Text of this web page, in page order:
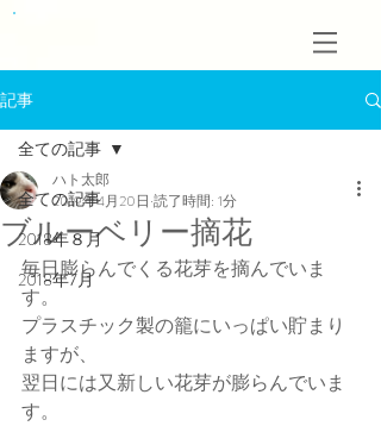
記事
全ての記事
2018年８月
2018年7月
全ての記事
ブルーベリー摘花
ハト太郎
2019年4月20日 読了時間: 1分
毎日膨らんでくる花芽を摘んでいま
す。
プラスチック製の籠にいっぱい貯まり
ますが、
翌日には又新しい花芽が膨らんでいま
す。